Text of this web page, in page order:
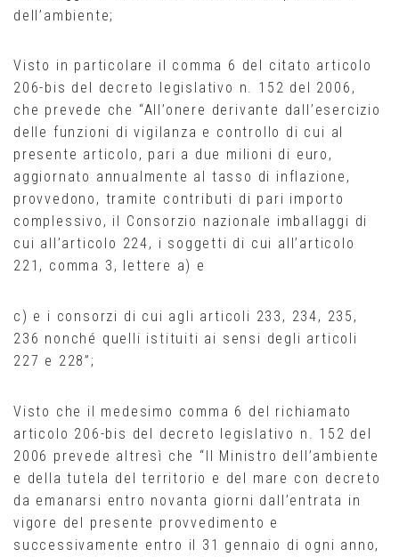
dell’ambiente;
Visto in particolare il comma 6 del citato articolo
206-bis del decreto legislativo n. 152 del 2006,
che prevede che “All’onere derivante dall’esercizio
delle funzioni di vigilanza e controllo di cui al
presente articolo, pari a due milioni di euro,
aggiornato annualmente al tasso di inflazione,
provvedono, tramite contributi di pari importo
complessivo, il Consorzio nazionale imballaggi di
cui all’articolo 224, i soggetti di cui all’articolo
221, comma 3, lettere a) e
c) e i consorzi di cui agli articoli 233, 234, 235,
236 nonché quelli istituiti ai sensi degli articoli
227 e 228”;
Visto che il medesimo comma 6 del richiamato
articolo 206-bis del decreto legislativo n. 152 del
2006 prevede altresì che “Il Ministro dell’ambiente
e della tutela del territorio e del mare con decreto
da emanarsi entro novanta giorni dall’entrata in
vigore del presente provvedimento e
successivamente entro il 31 gennaio di ogni anno,